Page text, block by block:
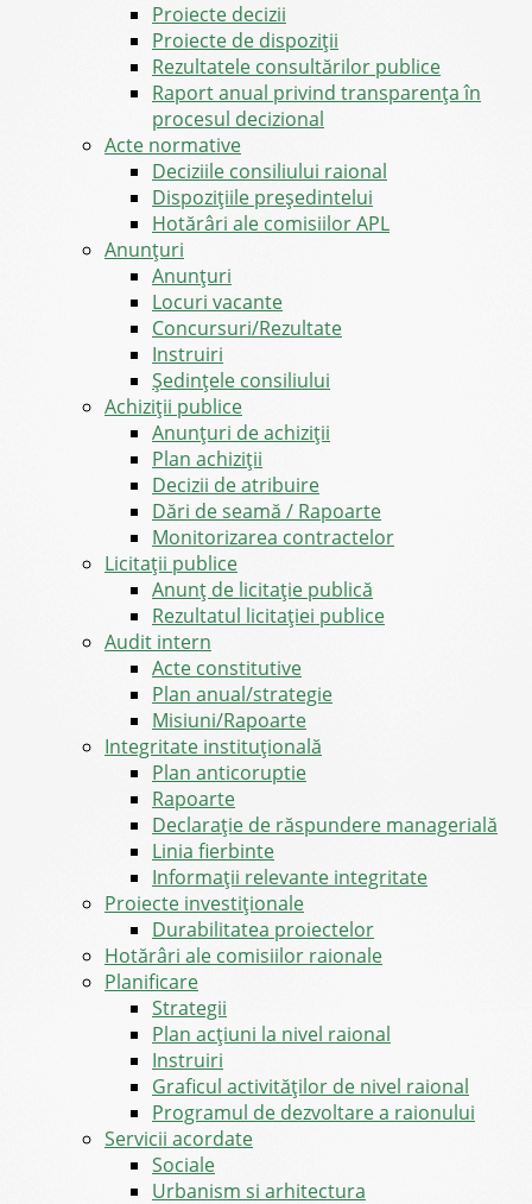
Proiecte decizii
Proiecte de dispoziții
Rezultatele consultărilor publice
Raport anual privind transparenţa în
procesul decizional
Acte normative
Deciziile consiliului raional
Dispozițiile președintelui
Hotărâri ale comisiilor APL
Anunţuri
Anunţuri
Locuri vacante
Concursuri/Rezultate
Instruiri
Şedinţele consiliului
Achiziții publice
Anunțuri de achiziții
Plan achiziții
Decizii de atribuire
Dări de seamă / Rapoarte
Monitorizarea contractelor
Licitații publice
Anunț de licitație publică
Rezultatul licitației publice
Audit intern
Acte constitutive
Plan anual/strategie
Misiuni/Rapoarte
Integritate instituțională
Plan anticoruptie
Rapoarte
Declarație de răspundere managerială
Linia fierbinte
Informații relevante integritate
Proiecte investiționale
Durabilitatea proiectelor
Hotărâri ale comisiilor raionale
Planificare
Strategii
Plan acțiuni la nivel raional
Instruiri
Graficul activităților de nivel raional
Programul de dezvoltare a raionului
Servicii acordate
Sociale
Urbanism si arhitectura